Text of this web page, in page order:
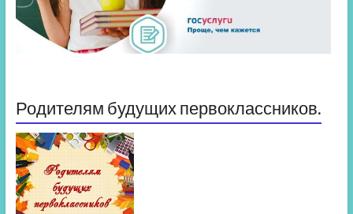
Родителям будущих первоклассников.